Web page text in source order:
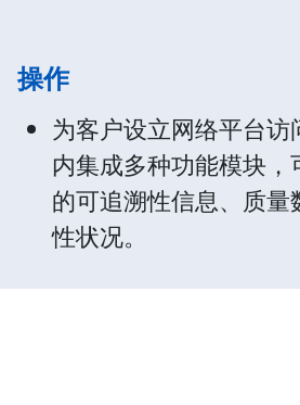
操作
为客户设立网络平台访
内集成多种功能模块
的可追溯性信息、质量
性状况。